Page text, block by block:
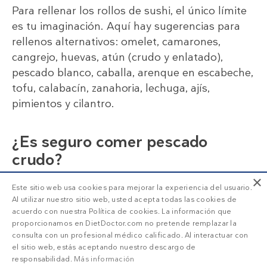
Para rellenar los rollos de sushi, el único límite
es tu imaginación. Aquí hay sugerencias para
rellenos alternativos: omelet, camarones,
cangrejo, huevas, atún (crudo y enlatado),
pescado blanco, caballa, arenque en escabeche,
tofu, calabacín, zanahoria, lechuga, ajís,
pimientos y cilantro.
¿Es seguro comer pescado
crudo?
Para eliminar completamente el riesgo de
parásitos, el salmón fresco debe congelarse,
especialmente el salmón salvaje. Un día es
suficiente si el pescado ya está cortado. De lo
contrario, congélalo durante 2-3 días si es un
filete entero.
×
Este sitio web usa cookies para mejorar la experiencia del usuario.
Al utilizar nuestro sitio web, usted acepta todas las cookies de
acuerdo con nuestra Política de cookies. La información que
proporcionamos en DietDoctor.com no pretende remplazar la
consulta con un profesional médico calificado. Al interactuar con
el sitio web, estás aceptando nuestro descargo de
responsabilidad. Más información